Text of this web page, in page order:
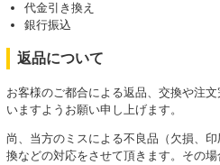
代金引き換え
銀行振込
返品について
お客様のご都合による返品、交換や注
いますようお願い申し上げます。
尚、当方のミスによる不良品（欠損、
換などの対応をさせて頂きます。その